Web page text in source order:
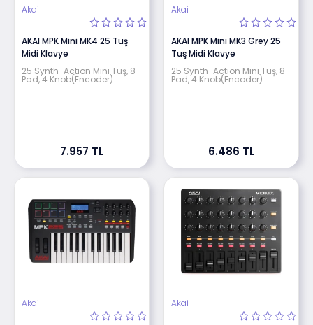
Akai
AKAI MPK Mini MK4 25 Tuş
Midi Klavye
25 Synth-Action Mini Tuş, 8
Pad, 4 Knob(Encoder)
7.957 TL
Akai
AKAI MPK Mini MK3 Grey 25
Tuş Midi Klavye
25 Synth-Action Mini Tuş, 8
Pad, 4 Knob(Encoder)
6.486 TL
Akai Akai